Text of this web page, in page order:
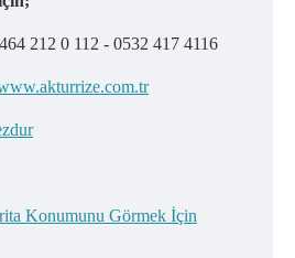
212 0 112 - 0532 417 4116
Konumunu Görmek İçin